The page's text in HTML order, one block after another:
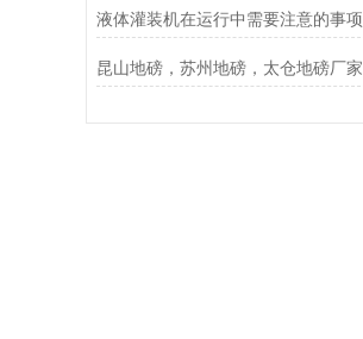
液体灌装机在运行中需要注意的事项
昆山地磅，苏州地磅，太仓地磅厂家